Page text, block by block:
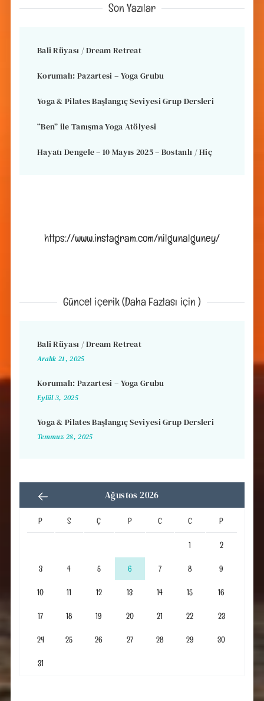
Son Yazılar
Bali Rüyası / Dream Retreat
Korumalı: Pazartesi – Yoga Grubu
Yoga & Pilates Başlangıç Seviyesi Grup Dersleri
“Ben” ile Tanışma Yoga Atölyesi
Hayatı Dengele – 10 Mayıs 2025 – Bostanlı / Hiç
https://www.instagram.com/nilgunalguney/
Güncel içerik (Daha Fazlası için )
Bali Rüyası / Dream Retreat
Aralık 21, 2025
Korumalı: Pazartesi – Yoga Grubu
Eylül 3, 2025
Yoga & Pilates Başlangıç Seviyesi Grup Dersleri
Temmuz 28, 2025
Ağustos 2026
P S Ç P C C P
1 2
3 4 5 6 7 8 9
10 11 12 13 14 15 16
17 18 19 20 21 22 23
24 25 26 27 28 29 30
31